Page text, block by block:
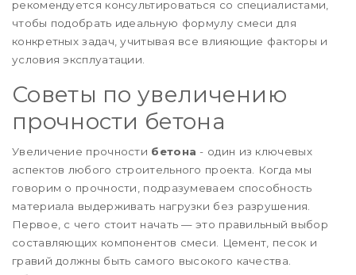
рекомендуется консультироваться со специалистами,
чтобы подобрать идеальную формулу смеси для
конкретных задач, учитывая все влияющие факторы и
условия эксплуатации.
Советы по увеличению
прочности бетона
Увеличение прочности бетона - один из ключевых
аспектов любого строительного проекта. Когда мы
говорим о прочности, подразумеваем способность
материала выдерживать нагрузки без разрушения.
Первое, с чего стоит начать — это правильный выбор
составляющих компонентов смеси. Цемент, песок и
гравий должны быть самого высокого качества.